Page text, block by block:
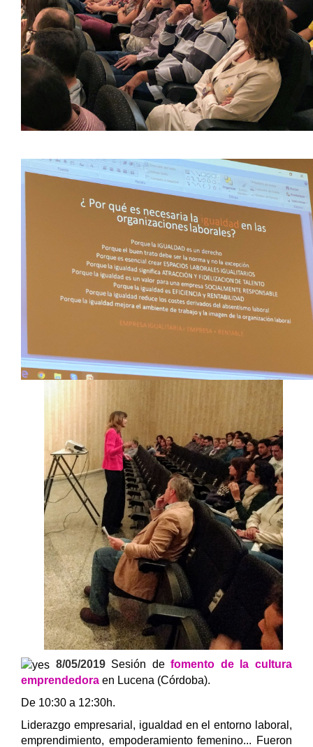
8/05/2019 Sesión defomento de la cultura
emprendedora en Lucena (Córdoba).
De 10:30 a 12:30h.
Liderazgo empresarial, igualdad en el entorno laboral,
emprendimiento, empoderamiento femenino... Fueron